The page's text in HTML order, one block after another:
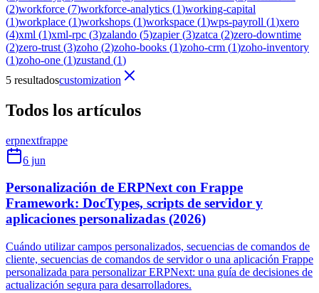
(2)workforce (7)workforce-analytics (1)working-capital
(1)workplace (1)workshops (1)workspace (1)wps-payroll (1)xero
(4)xml (1)xml-rpc (3)zalando (5)zapier(3)zatca (2)zero-downtime
(2)zero-trust (3)zoho (2)zoho-books (1)zoho-crm (1)zoho-inventory
(1)zoho-one (1)zustand (1)
5 resultadoscustomization
Todos los artículos
erpnextfrappe
6 jun
Personalización de ERPNext con Frappe
Framework: DocTypes, scripts de servidor y
aplicaciones personalizadas (2026)
Cuándo utilizar campos personalizados, secuencias de comandos de
cliente, secuencias de comandos de servidor o una aplicación Frappe
personalizada para personalizar ERPNext: una guía de decisiones de
actualización segura para desarrolladores.